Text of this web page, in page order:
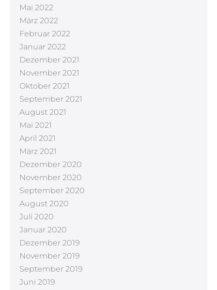
Mai 2022
März 2022
Februar 2022
Januar 2022
Dezember 2021
November 2021
Oktober 2021
September 2021
August 2021
Mai 2021
April 2021
März 2021
Dezember 2020
November 2020
September 2020
August 2020
Juli 2020
Januar 2020
Dezember 2019
November 2019
September 2019
Juni 2019